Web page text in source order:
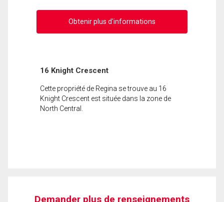
Obtenir plus d'informations
16 Knight Crescent
Cette propriété de Regina se trouve au 16
Knight Crescent est située dans la zone de
North Central.
Demander plus de renseignements